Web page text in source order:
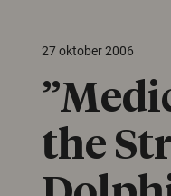
27 oktober 2006
the